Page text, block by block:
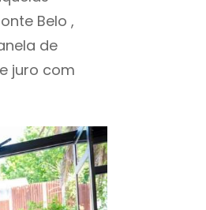
Belo ,
de
juro com